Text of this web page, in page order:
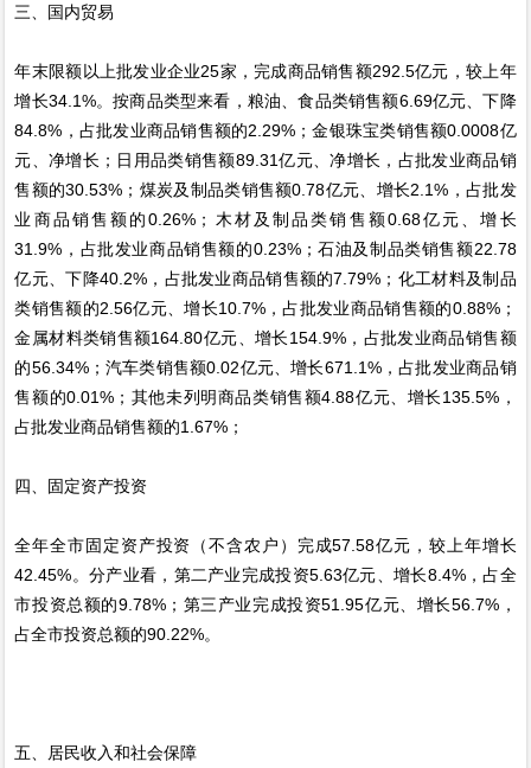
三、国内贸易
年末限额以上批发业企业25家，完成商品销售额292.5亿元，较上年
增长34.1%。按商品类型来看，粮油、食品类销售额6.69亿元、下降
84.8%，占批发业商品销售额的2.29%；金银珠宝类销售额0.0008亿
元、净增长；日用品类销售额89.31亿元、净增长，占批发业商品销
售额的30.53%；煤炭及制品类销售额0.78亿元、增长2.1%，占批发
业商品销售额的0.26%；木材及制品类销售额0.68亿元、增长
31.9%，占批发业商品销售额的0.23%；石油及制品类销售额22.78
亿元、下降40.2%，占批发业商品销售额的7.79%；化工材料及制品
类销售额的2.56亿元、增长10.7%，占批发业商品销售额的0.88%；
金属材料类销售额164.80亿元、增长154.9%，占批发业商品销售额
的56.34%；汽车类销售额0.02亿元、增长671.1%，占批发业商品销
售额的0.01%；其他未列明商品类销售额4.88亿元、增长135.5%，
占批发业商品销售额的1.67%；
四、固定资产投资
全年全市固定资产投资（不含农户）完成57.58亿元，较上年增长
42.45%。分产业看，第二产业完成投资5.63亿元、增长8.4%，占全
市投资总额的9.78%；第三产业完成投资51.95亿元、增长56.7%，
占全市投资总额的90.22%。
五、居民收入和社会保障